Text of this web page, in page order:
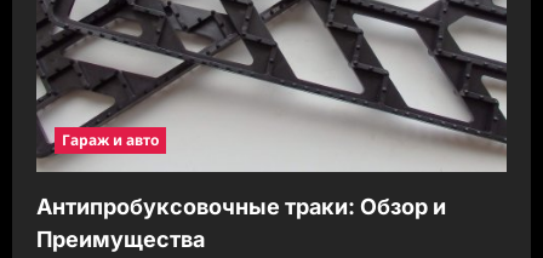
Гараж и авто
Антипробуксовочные траки: Обзор и
Преимущества